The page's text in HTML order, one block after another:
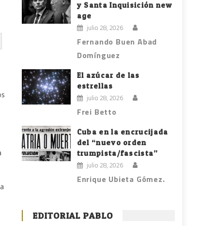
y Santa Inquisición new
age
julio 28, 2026
Fernando Buen Abad
Domínguez
El azúcar de las
estrellas
julio 28, 2026
Frei Betto
Cuba en la encrucijada
del “nuevo orden
trumpista/fascista”
julio 28, 2026
Enrique Ubieta Gómez.
EDITORIAL PABLO